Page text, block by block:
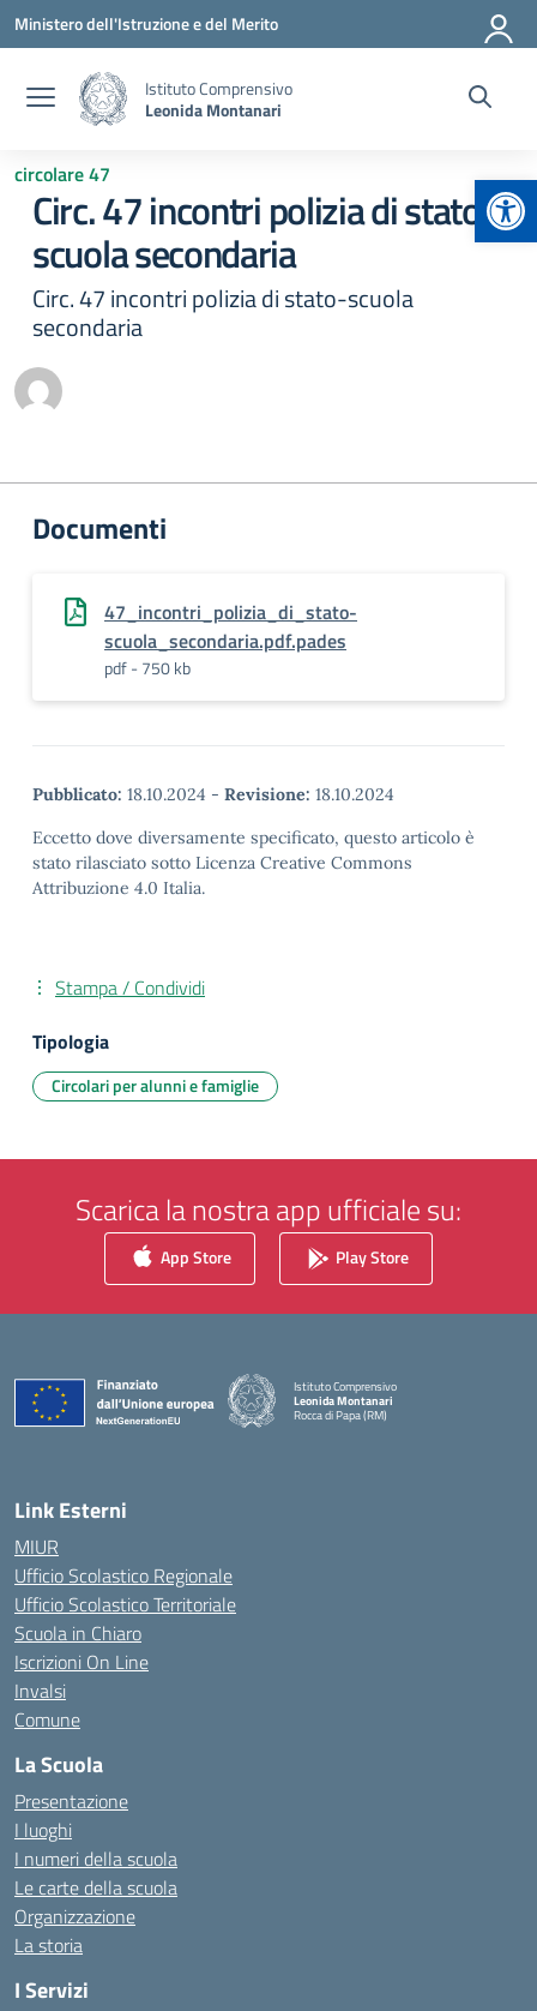
Vai ai contenuti
Vai al menu di navigazione
Vai al footer
Ministero dell'Istruzione e del Merito
Istituto Comprensivo
Leonida Montanari
circolare 47
Circ. 47 incontri polizia di stato-
scuola secondaria
Circ. 47 incontri polizia di stato-scuola
secondaria
Documenti
47_incontri_polizia_di_stato-
scuola_secondaria.pdf.pades
pdf - 750 kb
Pubblicato: 18.10.2024 - Revisione: 18.10.2024
Eccetto dove diversamente specificato, questo articolo è
stato rilasciato sotto Licenza Creative Commons
Attribuzione 4.0 Italia.
Stampa / Condividi
Tipologia
Circolari per alunni e famiglie
Scarica la nostra app ufficiale su:
App Store Play Store
Istituto Comprensivo
Leonida Montanari
Rocca di Papa (RM)
— Visita la pagina iniziale della scuola
Link Esterni
MIUR
Ufficio Scolastico Regionale
Ufficio Scolastico Territoriale
Scuola in Chiaro
Iscrizioni On Line
Invalsi
Comune
La Scuola
Presentazione
I luoghi
I numeri della scuola
Le carte della scuola
Organizzazione
La storia
I Servizi